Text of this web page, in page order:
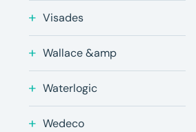
Visades
Wallace &amp
Waterlogic
Wedeco